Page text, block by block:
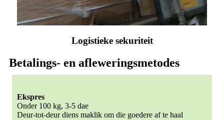
Logistieke sekuriteit
Betalings- en afleweringsmetodes
Ekspres
Onder 100 kg, 3-5 dae
Deur-tot-deur diens maklik om die goedere af te haal